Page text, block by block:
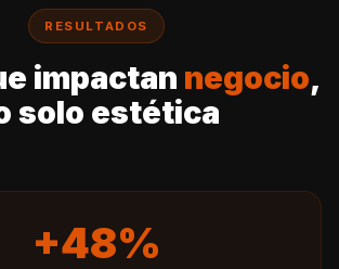
RESULTADOS
impactan negocio,
solo estética
+48%